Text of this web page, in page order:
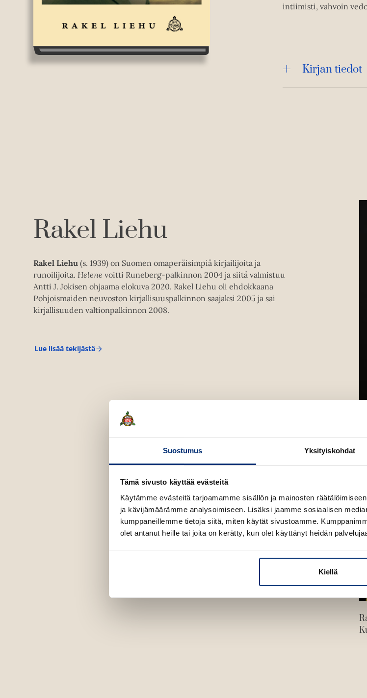
Suostumus Yksityiskohdat
Tämä sivusto käyttää evästeitä
Käytämme evästeitä tarjoamamme sisällön ja mainosten
ja kävijämäärämme analysoimiseen. Lisäksi jaamme sosiaalisen
kumppaneillemme tietoja siitä, miten käytät sivustoamme.
olet antanut heille tai joita on kerätty, kun olet käyttänyt heidän
Kiellä
intiimisti, vahvoin
Kirjan tiedot
Rakel Liehu
Rakel Liehu (s. 1939) on Suomen omaperäisimpiä kirjailijoita ja
runoilijoita. Helene voitti Runeberg-palkinnon 2004 ja siitä valmistuu
Antti J. Jokisen ohjaama elokuva 2020. Rakel Liehu oli ehdokkaana
Pohjoismaiden neuvoston kirjallisuuspalkinnon saajaksi 2005 ja sai
kirjallisuuden valtionpalkinnon 2008.
Lue lisää tekijästä
R